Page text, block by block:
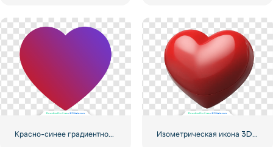
Красно-синее градиентное сердце Изометрическая икона 3D Красного сердца